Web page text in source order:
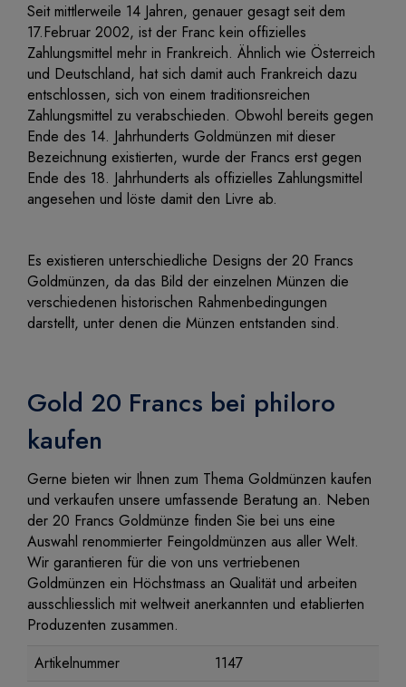
Seit mittlerweile 14 Jahren, genauer gesagt seit dem
17.Februar 2002, ist der Franc kein offizielles
Zahlungsmittel mehr in Frankreich. Ähnlich wie Österreich
und Deutschland, hat sich damit auch Frankreich dazu
entschlossen, sich von einem traditionsreichen
Zahlungsmittel zu verabschieden. Obwohl bereits gegen
Ende des 14. Jahrhunderts Goldmünzen mit dieser
Bezeichnung existierten, wurde der Francs erst gegen
Ende des 18. Jahrhunderts als offizielles Zahlungsmittel
angesehen und löste damit den Livre ab.
Es existieren unterschiedliche Designs der 20 Francs
Goldmünzen, da das Bild der einzelnen Münzen die
verschiedenen historischen Rahmenbedingungen
darstellt, unter denen die Münzen entstanden sind.
Gold 20 Francs bei philoro
kaufen
Gerne bieten wir Ihnen zum Thema Goldmünzen kaufen
und verkaufen unsere umfassende Beratung an. Neben
der 20 Francs Goldmünze finden Sie bei uns eine
Auswahl renommierter Feingoldmünzen aus aller Welt.
Wir garantieren für die von uns vertriebenen
Goldmünzen ein Höchstmass an Qualität und arbeiten
ausschliesslich mit weltweit anerkannten und etablierten
Produzenten zusammen.
Artikelnummer
1147